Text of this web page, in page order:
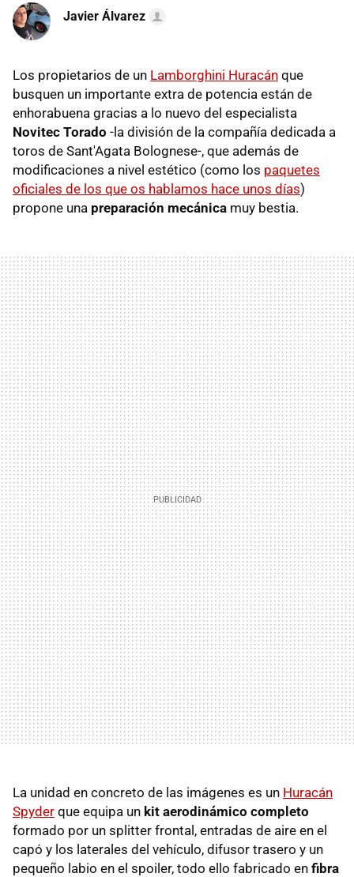
Javier Álvarez
Los propietarios de un Lamborghini Huracán que
busquen un importante extra de potencia están de
enhorabuena gracias a lo nuevo del especialista
Novitec Torado -la división de la compañía dedicada a
toros de Sant'Agata Bolognese-, que además de
modificaciones a nivel estético (como los paquetes
oficiales de los que os hablamos hace unos días)
propone una preparación mecánica muy bestia.
La unidad en concreto de las imágenes es un Huracán
Spyder que equipa un kit aerodinámico completo
formado por un splitter frontal, entradas de aire en el
capó y los laterales del vehículo, difusor trasero y un
pequeño labio en el spoiler, todo ello fabricado en fibra